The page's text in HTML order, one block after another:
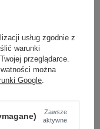
(+1)
CENĘ
usług zgodnie z
warunki
przeglądarce.
można
Google
Zawsze
aktywne